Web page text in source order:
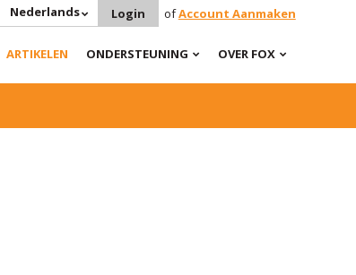
Nederlands Login ofAccount Aanmaken
ARTIKELEN ONDERSTEUNING OVER FOX